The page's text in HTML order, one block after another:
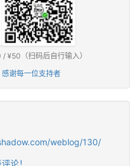
¥50（扫码后自行输入）
谢每一位支持者
weblog/130/
论！